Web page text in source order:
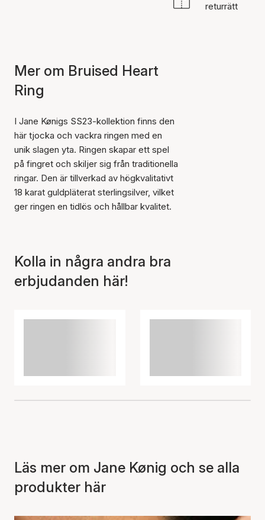
returrätt
Mer om Bruised Heart
Ring
I Jane Kønigs SS23-kollektion finns den
här tjocka och vackra ringen med en
unik slagen yta. Ringen skapar ett spel
på fingret och skiljer sig från traditionella
ringar. Den är tillverkad av högkvalitativt
18 karat guldpläterat sterlingsilver, vilket
ger ringen en tidlös och hållbar kvalitet.
Kolla in några andra bra
erbjudanden här!
Läs mer om Jane Kønig och se alla
produkter här